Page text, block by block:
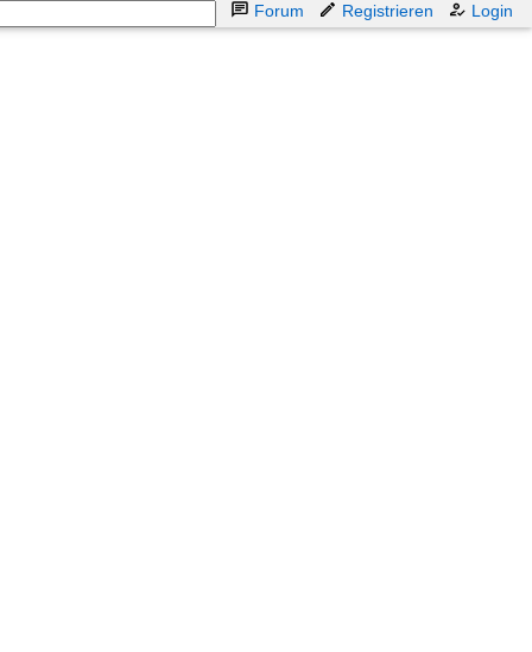
Forum Registrieren Login